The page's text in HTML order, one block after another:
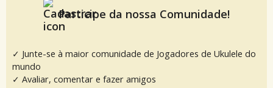
Participe da nossa Comunidade!
✓ Junte-se à maior comunidade de Jogadores de Ukulele do
mundo
✓ Avaliar, comentar e fazer amigos